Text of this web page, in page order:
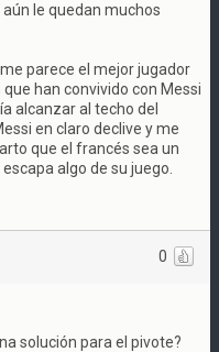
le quedan muchos
parece el mejor jugador
han convivido con Messi
alcanzar al techo del
en claro declive y me
que el francés sea un
algo de su juego.
0
solución para el pivote?